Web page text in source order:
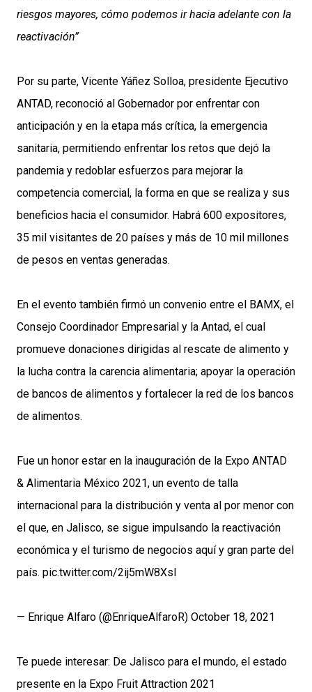
riesgos mayores, cómo podemos ir hacia adelante con la
reactivación”
Por su parte, Vicente Yáñez Solloa, presidente Ejecutivo
ANTAD, reconoció al Gobernador por enfrentar con
anticipación y en la etapa más crítica, la emergencia
sanitaria, permitiendo enfrentar los retos que dejó la
pandemia y redoblar esfuerzos para mejorar la
competencia comercial, la forma en que se realiza y sus
beneficios hacia el consumidor. Habrá 600 expositores,
35 mil visitantes de 20 países y más de 10 mil millones
de pesos en ventas generadas.
En el evento también firmó un convenio entre el BAMX, el
Consejo Coordinador Empresarial y la Antad, el cual
promueve donaciones dirigidas al rescate de alimento y
la lucha contra la carencia alimentaria; apoyar la operación
de bancos de alimentos y fortalecer la red de los bancos
de alimentos.
Fue un honor estar en la inauguración de la Expo ANTAD
& Alimentaria México 2021, un evento de talla
internacional para la distribución y venta al por menor con
el que, en Jalisco, se sigue impulsando la reactivación
económica y el turismo de negocios aquí y gran parte del
país. pic.twitter.com/2ij5mW8XsI
— Enrique Alfaro (@EnriqueAlfaroR) October 18, 2021
Te puede interesar: De Jalisco para el mundo, el estado
presente en la Expo Fruit Attraction 2021